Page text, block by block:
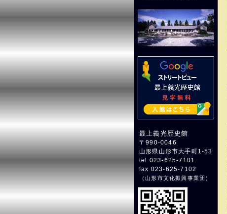
最上義光歴史館
〒990-0046
山形県山形市大手町1-53
tel 023-625-7101
fax 023-625-7102
（山形市文化振興事業団 ）